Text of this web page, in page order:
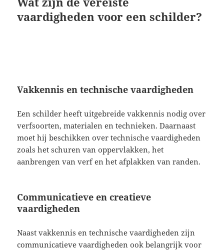
vaardigheden voor een schilder?
Vakkennis en technische vaardigheden
Een schilder heeft uitgebreide vakkennis nodig over
verfsoorten, materialen en technieken. Daarnaast
moet hij beschikken over technische vaardigheden
zoals het schuren van oppervlakken, het
aanbrengen van verf en het afplakken van randen.
Communicatieve en creatieve
vaardigheden
Naast vakkennis en technische vaardigheden zijn
communicatieve vaardigheden ook belangrijk voor